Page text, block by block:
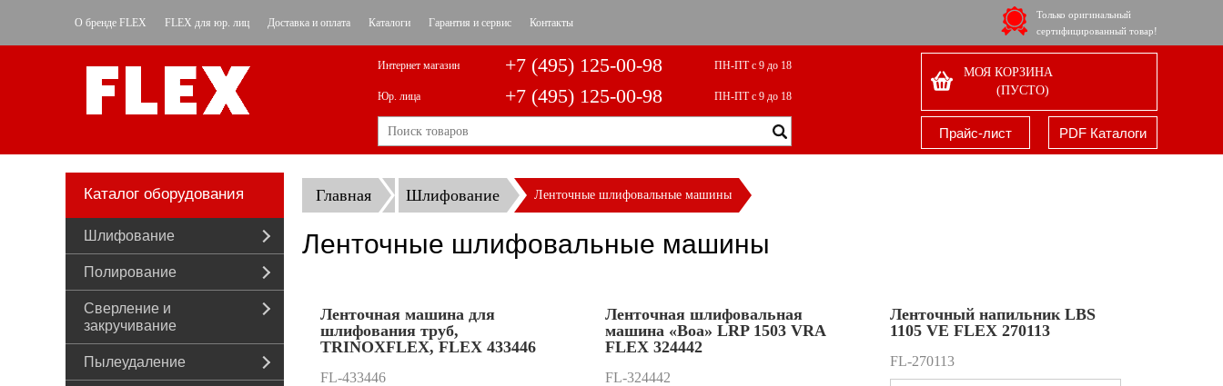
О бренде FLEX FLEX для юр. лиц Доставка и оплата Каталоги Гарантия и сервис Контакты
Только оригинальный
сертифицированный товар!
Интернет магазин +7 (495) 125-00-98 ПН-ПТ с 9 до 18
Юр. лица +7 (495) 125-00-98 ПН-ПТ с 9 до 18
МОЯ КОРЗИНА
(ПУСТО)
Прайс-лист PDF Каталоги
Каталог оборудования
Шлифование
Полирование
Сверление и
закручивание
Пылеудаление
Главная Шлифование Ленточные шлифовальные машины
Ленточные шлифовальные машины
Ленточная машина для
шлифования труб,
TRINOXFLEX, FLEX 433446
FL-433446
Ленточная шлифовальная
машина «Boa» LRP 1503 VRA
FLEX 324442
FL-324442
Ленточный напильник LBS
1105 VE FLEX 270113
FL-270113